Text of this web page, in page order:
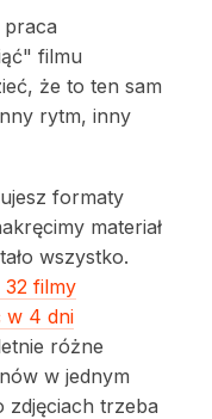
filmu
że to ten sam
rytm, inny
formaty
materiał
wszystko.
32 filmy
w 4 dni
różne
w jednym
zdjęciach trzeba